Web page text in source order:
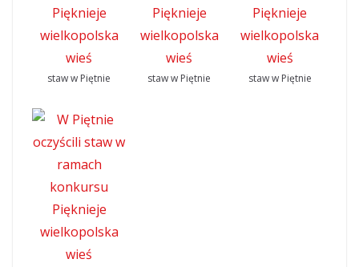
staw w Piętnie staw w Piętnie staw w Piętnie